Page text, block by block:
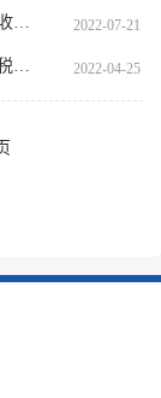
2022-07-21
2022-04-25